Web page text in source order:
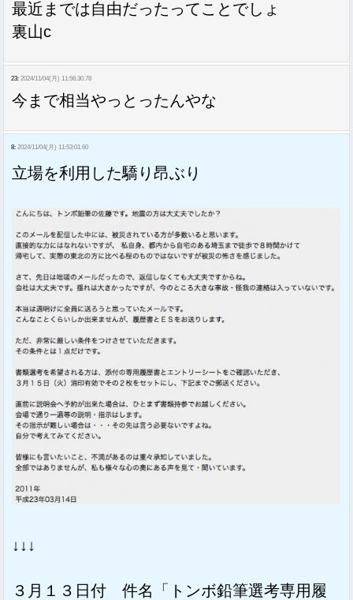
最近までは自由だったってことでしょ
裏山c
23: 2024/11/04(月) 11:56:30.78
今まで相当やっとったんやな
8: 2024/11/04(月) 11:53:01.60
立場を利用した驕り昂ぶり
↓↓↓
３月１３日付 件名「トンボ鉛筆選考専用履